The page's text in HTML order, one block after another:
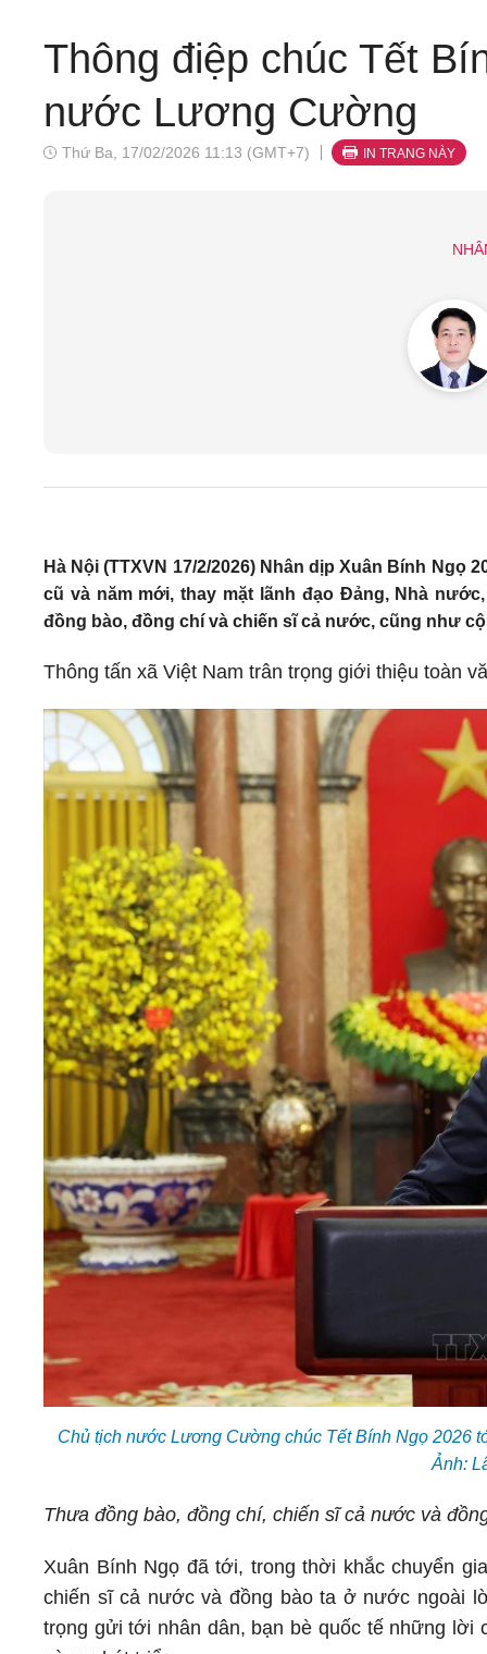
Thông điệp chúc Tết
nước Lương Cường
Thứ Ba, 17/02/2026 11:13 (GMT+7) IN TRANG NÀY
Hà Nội (TTXVN 17/2/2026) Nhân dịp Xuân Bính
cũ và năm mới, thay mặt lãnh đạo Đảng, Nhà
đồng bào, đồng chí và chiến sĩ cả nước, cũng như
Thông tấn xã Việt Nam trân trọng giới thiệu toàn
Chủ tịch nước Lương Cường chúc Tết Bính Ngọ 2026
Ảnh:
Thưa đồng bào, đồng chí, chiến sĩ cả nước và
Xuân Bính Ngọ đã tới, trong thời khắc chuyển
chiến sĩ cả nước và đồng bào ta ở nước ngoài
trọng gửi tới nhân dân, bạn bè quốc tế những lời